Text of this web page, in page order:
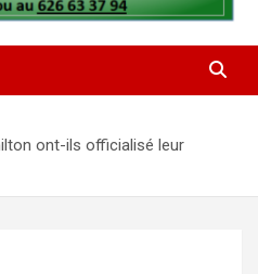
ont-ils officialisé leur